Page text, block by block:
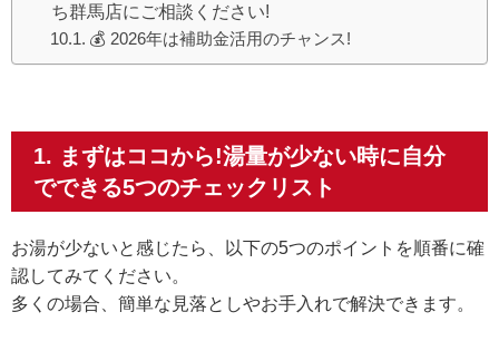
ち群馬店にご相談ください!
💰 2026年は補助金活用のチャンス!
1. まずはココから!湯量が少ない時に自分
でできる5つのチェックリスト
お湯が少ないと感じたら、以下の5つのポイントを順番に確
認してみてください。
多くの場合、簡単な見落としやお手入れで解決できます。